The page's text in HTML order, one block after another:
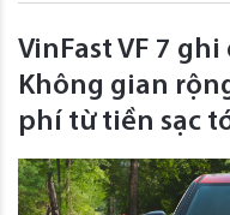
VinFast VF 7
Không gian
phí từ tiền sạc